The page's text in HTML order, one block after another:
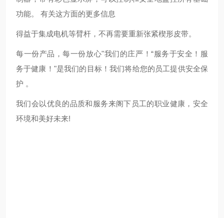
功能。 有关这方面的更多信息
得益于集成电机等臂杆，不再需要重新张紧楔形皮带。
每一份产品，每一份放心"我们的庄严！“服务于安全！服
务于健康！"是我们的目标！我们将给您的员工提供安全保
护 。
我们会以优良的品质和服务来阁下员工的职业健康，安全
环境和美好未来!